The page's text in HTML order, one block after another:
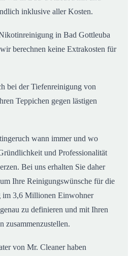
inklusive aller Kosten.
in Bad Gottleuba
berechnen keine Extrakosten für
bei der Tiefenreinigung von
Teppichen gegen lästigen
wann immer und wo
und Professionalität
Bei uns erhalten Sie daher
Ihre Reinigungswünsche für die
im 3,6 Millionen Einwohner
zu definieren und mit Ihren
zusammenzustellen.
von Mr. Cleaner haben